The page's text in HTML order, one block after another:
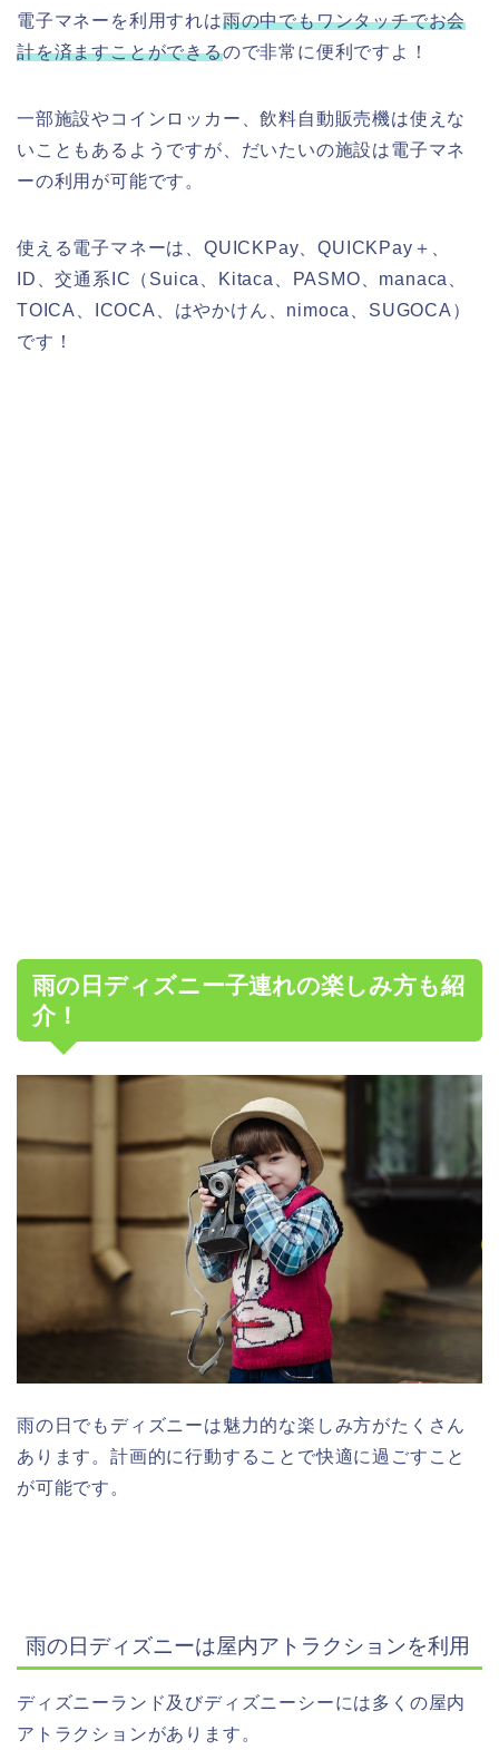
電子マネーを利用すれは雨の中でもワンタッチでお会
計を済ますことができるので非常に便利ですよ！
一部施設やコインロッカー、飲料自動販売機は使えな
いこともあるようですが、だいたいの施設は電子マネ
ーの利用が可能です。
使える電子マネーは、QUICKPay、QUICKPay＋、
ID、交通系IC（Suica、Kitaca、PASMO、manaca、
TOICA、ICOCA、はやかけん、nimoca、SUGOCA）
です！
雨の日ディズニー子連れの楽しみ方も紹
介！
雨の日でもディズニーは魅力的な楽しみ方がたくさん
あります。計画的に行動することで快適に過ごすこと
が可能です。
雨の日ディズニーは屋内アトラクションを利用
ディズニーランド及びディズニーシーには多くの屋内
アトラクションがあります。